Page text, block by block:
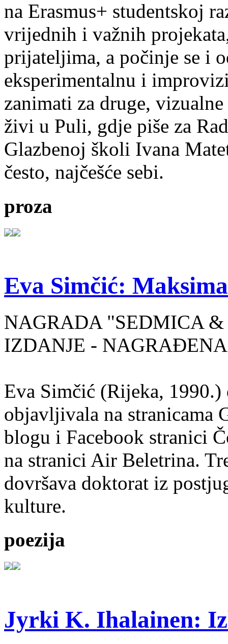
na Erasmus+ studentskoj
vrijednih i važnih
prijateljima, a počinje se i
eksperimentalnu i
zanimati za druge,
živi u Puli, gdje piše za
Glazbenoj školi Ivana
često, najčešće sebi.
proza
Eva Simčić:
NAGRADA "SEDMICA
IZDANJE -
Eva Simčić (Rijeka, 1990.)
objavljivala na stranicama
blogu i Facebook stranici
na stranici Air Beletrina.
dovršava doktorat iz
kulture.
poezija
Jyrki K. Ihalainen: